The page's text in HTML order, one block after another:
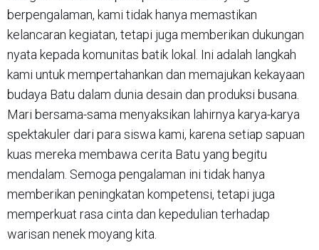
berpengalaman, kami tidak hanya memastikan
kelancaran kegiatan, tetapi juga memberikan dukungan
nyata kepada komunitas batik lokal. Ini adalah langkah
kami untuk mempertahankan dan memajukan kekayaan
budaya Batu dalam dunia desain dan produksi busana.
Mari bersama-sama menyaksikan lahirnya karya-karya
spektakuler dari para siswa kami, karena setiap sapuan
kuas mereka membawa cerita Batu yang begitu
mendalam. Semoga pengalaman ini tidak hanya
memberikan peningkatan kompetensi, tetapi juga
memperkuat rasa cinta dan kepedulian terhadap
warisan nenek moyang kita.